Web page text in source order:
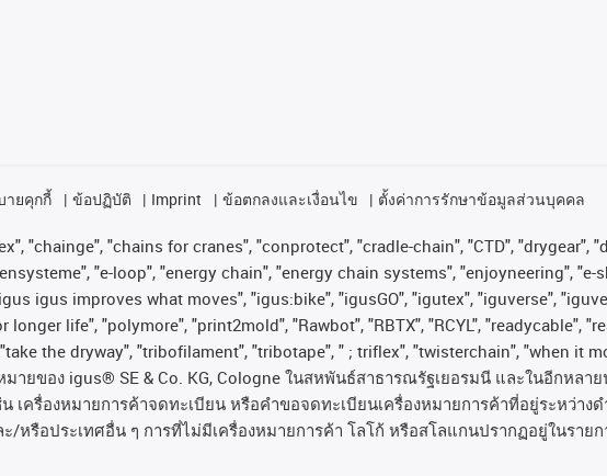
ายคุกกี้ ข้อปฏิบัติ Imprint ข้อตกลงและเงื่อนไข ตั้งค่าการรักษาข้อมูลส่วนบุคคล
"chainge", "chains for cranes", "conprotect", "cradle-chain", "CTD", "drygear",
"e-loop", "energy chain", "energy chain systems", "enjoyneering", "e-
igus improves what moves", "igus:bike", "igusGO", "igutex", "iguverse",
life", "polymore", "print2mold", "Rawbot", "RBTX", "RCYL", "readycable",
the dryway", "tribofilament", "tribotape", " ; triflex", "twisterchain", "when it
มายของ igus® SE & Co. KG, Cologne ในสหพันธ์สาธารณรัฐเยอรมนี และในอีกหลาย
น เครื่องหมายการค้าจดทะเบียน หรือคำขอจดทะเบียนเครื่องหมายการค้าที่อยู่ระหว่างด
/หรือประเทศอื่น ๆ การที่ไม่มีเครื่องหมายการค้า โลโก้ หรือสโลแกนปรากฏอยู่ในราย